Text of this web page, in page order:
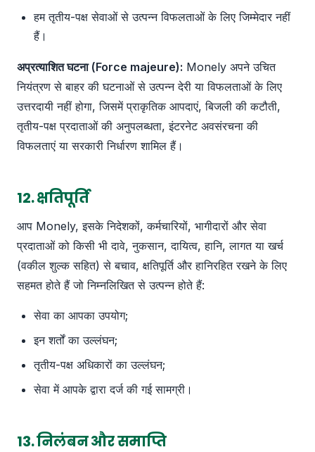
हम तृतीय-पक्ष सेवाओं से उत्पन्न विफलताओं के लिए जिम्मेदार नहीं
हैं।
अप्रत्याशित घटना (Force majeure): Monely अपने उचित
नियंत्रण से बाहर की घटनाओं से उत्पन्न देरी या विफलताओं के लिए
उत्तरदायी नहीं होगा, जिसमें प्राकृतिक आपदाएं, बिजली की कटौती,
तृतीय-पक्ष प्रदाताओं की अनुपलब्धता, इंटरनेट अवसंरचना की
विफलताएं या सरकारी निर्धारण शामिल हैं।
12. क्षतिपूर्ति
आप Monely, इसके निदेशकों, कर्मचारियों, भागीदारों और सेवा
प्रदाताओं को किसी भी दावे, नुकसान, दायित्व, हानि, लागत या खर्च
(वकील शुल्क सहित) से बचाव, क्षतिपूर्ति और हानिरहित रखने के लिए
सहमत होते हैं जो निम्नलिखित से उत्पन्न होते हैं:
सेवा का आपका उपयोग;
इन शर्तों का उल्लंघन;
तृतीय-पक्ष अधिकारों का उल्लंघन;
सेवा में आपके द्वारा दर्ज की गई सामग्री।
13. निलंबन और समाप्ति